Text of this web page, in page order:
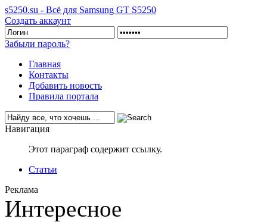
s5250.su - Всё для Samsung GT S5250
Создать аккаунт
Забыли пароль?
Главная
Контакты
Добавить новость
Правила портала
Навигация
Этот параграф содержит ссылку.
Статьи
Реклама
Интересное